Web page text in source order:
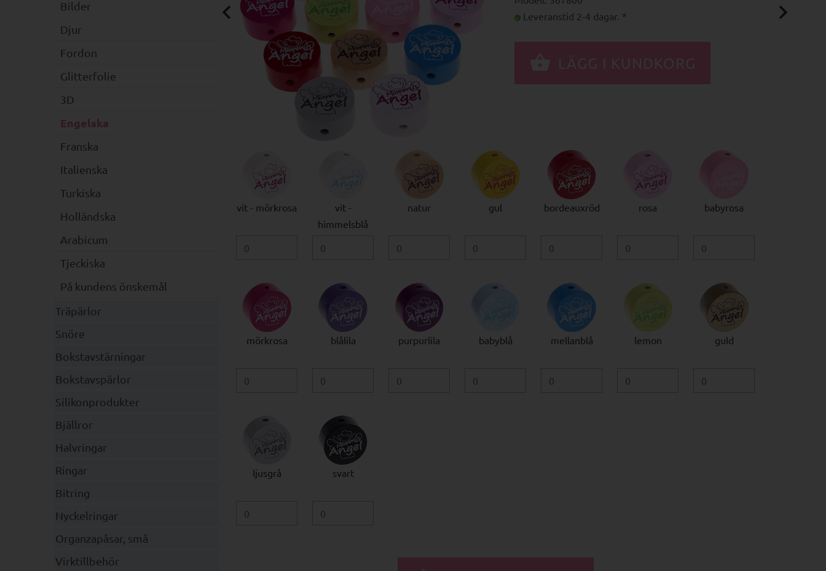
Leveranstid 2-4 dagar. *
vit - mörkrosa
vit -
himmelsblå
natur gul bordeauxröd rosa babyrosa
mörkrosa blålila purpurlila babyblå mellanblå lemon guld
ljusgrå svart
Bilder
Djur
Fordon
Glitterfolie
3D
Engelska
Franska
Italienska
Turkiska
Holländska
Arabicum
Tjeckiska
På kundens önskemål
Träpärlor
Snöre
Bokstavstärningar
Bokstavspärlor
Silikonprodukter
Bjällror
Halvringar
Ringar
Bitring
Nyckelringar
Organzapåsar, små
Virktillbehör